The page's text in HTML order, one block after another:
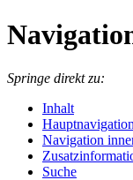
Springe direkt zu:
Inhalt
Hauptnavigation
Navigation
Suche